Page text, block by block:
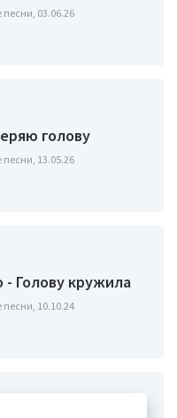
песни, 03.06.26
голову
песни, 13.05.26
- Голову кружила
песни, 10.10.24